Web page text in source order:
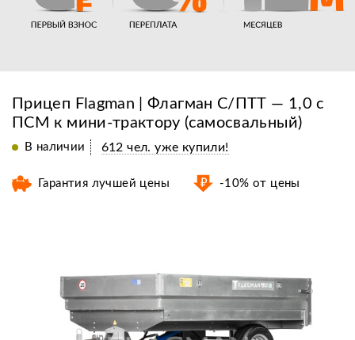
Прицеп Flagman | Флагман C/ПТТ — 1,0 с
ПСМ к мини-трактору (самосвальный)
В наличии 612 чел. уже купили!
Гарантия лучшей цены -10% от цены